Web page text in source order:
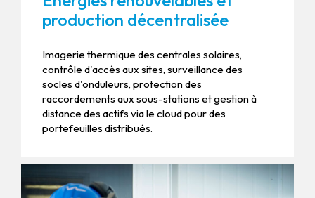
production décentralisée
Imagerie thermique des centrales solaires,
contrôle d'accès aux sites, surveillance des
socles d'onduleurs, protection des
raccordements aux sous-stations et gestion à
distance des actifs via le cloud pour des
portefeuilles distribués.